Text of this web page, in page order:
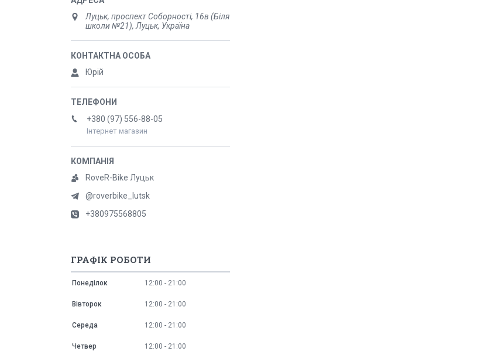
Луцьк, проспект Соборності, 16в (Біля
школи №21), Луцьк, Україна
Юрій
+380 (97) 556-88-05
Інтернет магазин
RoveR-Bike Луцьк
@roverbike_lutsk
+380975568805
ГРАФІК РОБОТИ
Понеділок 12:00 21:00
Вівторок 12:00 21:00
Середа 12:00 21:00
Четвер 12:00 21:00